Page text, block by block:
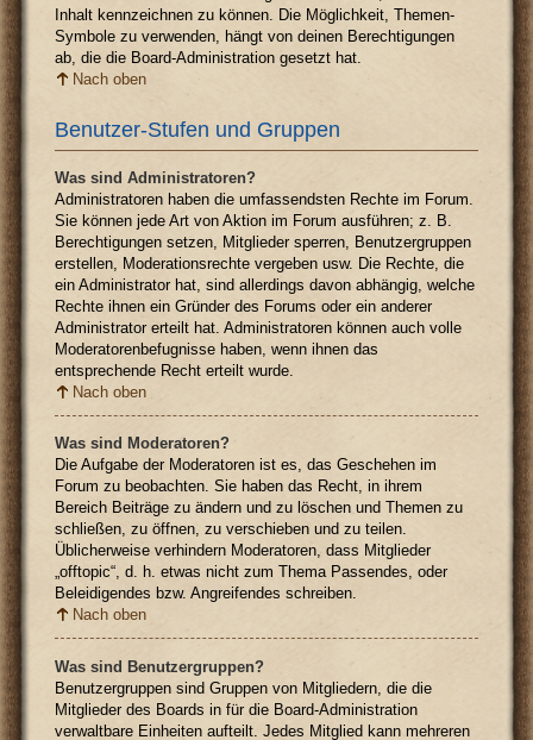
Inhalt kennzeichnen zu können. Die Möglichkeit, Themen-
Symbole zu verwenden, hängt von deinen Berechtigungen
ab, die die Board-Administration gesetzt hat.
Nach oben
Benutzer-Stufen und Gruppen
Was sind Administratoren?
Administratoren haben die umfassendsten Rechte im Forum.
Sie können jede Art von Aktion im Forum ausführen; z. B.
Berechtigungen setzen, Mitglieder sperren, Benutzergruppen
erstellen, Moderationsrechte vergeben usw. Die Rechte, die
ein Administrator hat, sind allerdings davon abhängig, welche
Rechte ihnen ein Gründer des Forums oder ein anderer
Administrator erteilt hat. Administratoren können auch volle
Moderatorenbefugnisse haben, wenn ihnen das
entsprechende Recht erteilt wurde.
Nach oben
Was sind Moderatoren?
Die Aufgabe der Moderatoren ist es, das Geschehen im
Forum zu beobachten. Sie haben das Recht, in ihrem
Bereich Beiträge zu ändern und zu löschen und Themen zu
schließen, zu öffnen, zu verschieben und zu teilen.
Üblicherweise verhindern Moderatoren, dass Mitglieder
„offtopic“, d. h. etwas nicht zum Thema Passendes, oder
Beleidigendes bzw. Angreifendes schreiben.
Nach oben
Was sind Benutzergruppen?
Benutzergruppen sind Gruppen von Mitgliedern, die die
Mitglieder des Boards in für die Board-Administration
verwaltbare Einheiten aufteilt. Jedes Mitglied kann mehreren